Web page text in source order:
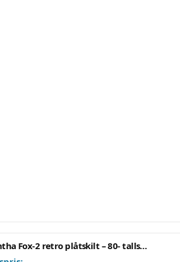
Fox-2 retro plåtskilt – 80- talls…